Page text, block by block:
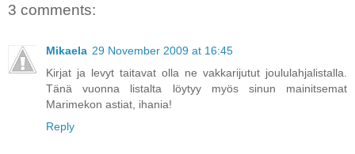
3 comments:
Mikaela 29 November 2009 at 16:45
Kirjat ja levyt taitavat olla ne vakkarijutut joululahjalistalla.
Tänä vuonna listalta löytyy myös sinun mainitsemat
Marimekon astiat, ihania!
Reply